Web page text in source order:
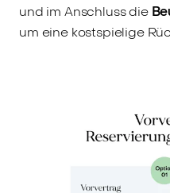
und im Anschluss die
um eine kostspielige